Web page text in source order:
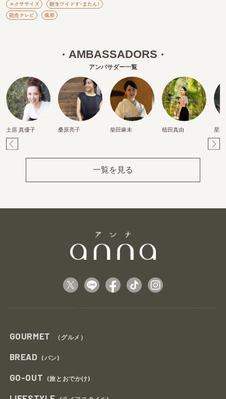
エクササイズ
朝生ワイドす・またん！
読売テレビ
風邪
AMBASSADORS
アンバサダー一覧
土居 真優子 桑原亮子 柴田麻未 植田真由 星野
一覧を見る
GOURMET （グルメ）
BREAD (パン)
GO-OUT (旅とおでかけ)